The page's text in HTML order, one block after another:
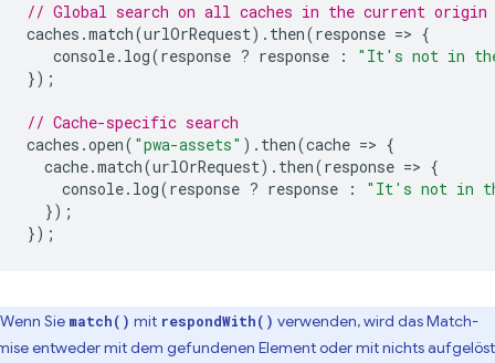
// Global search on all caches in the current origin
caches .match(urlOrRequest). then(response => {
console. log(response ? response :
"It's not in
});
// Cache-specific search
caches .open( "pwa-assets" ). then(cache => {
cache.match(urlOrRequest). then(response => {
console. log(response ? response :
"It's not in
});
});
Wenn Sie match() mit respondWith() verwenden, wird das Match-
entweder mit dem gefundenen Element oder mit nichts